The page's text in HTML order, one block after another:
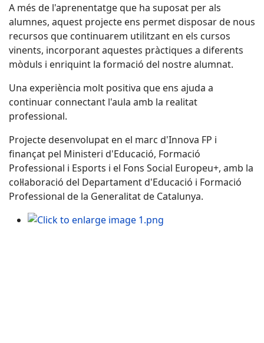
A més de l'aprenentatge que ha suposat per als
alumnes, aquest projecte ens permet disposar de nous
recursos que continuarem utilitzant en els cursos
vinents, incorporant aquestes pràctiques a diferents
mòduls i enriquint la formació del nostre alumnat.
Una experiència molt positiva que ens ajuda a
continuar connectant l'aula amb la realitat
professional.
Projecte desenvolupat en el marc d'Innova FP i
finançat pel Ministeri d'Educació, Formació
Professional i Esports i el Fons Social Europeu+, amb la
col·laboració del Departament d'Educació i Formació
Professional de la Generalitat de Catalunya.